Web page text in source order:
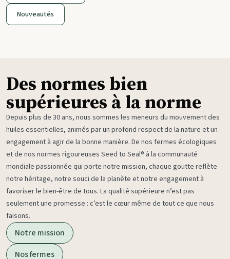
Nouveautés
Des normes bien
supérieures à la norme
Depuis plus de 30 ans, nous sommes les meneurs du mouvement des
huiles essentielles, animés par un profond respect de la nature et un
engagement à agir de la bonne manière. De nos fermes écologiques
et de nos normes rigoureuses Seed to Seal® à la communauté
mondiale passionnée qui porte notre mission, chaque goutte reflète
notre héritage, notre souci de la planète et notre engagement à
favoriser le bien-être de tous. La qualité supérieure n’est pas
seulement une promesse : c’est le cœur même de tout ce que nous
faisons.
Notre mission
Nos fermes